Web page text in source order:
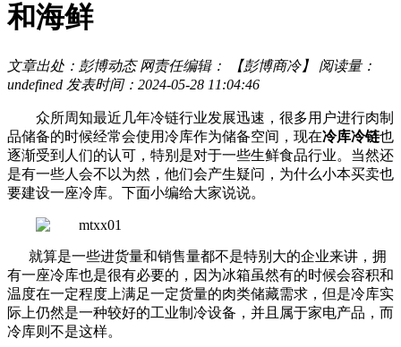
和海鲜
文章出处：彭博动态 网责任编辑： 【彭博商冷】 阅读量：
undefined 发表时间：2024-05-28 11:04:46
众所周知最近几年冷链行业发展迅速，很多用户进行肉制
品储备的时候经常会使用冷库作为储备空间，现在冷库冷链也
逐渐受到人们的认可，特别是对于一些生鲜食品行业。当然还
是有一些人会不以为然，他们会产生疑问，为什么小本买卖也
要建设一座冷库。下面小编给大家说说。
就算是一些进货量和销售量都不是特别大的企业来讲，拥
有一座冷库也是很有必要的，因为冰箱虽然有的时候会容积和
温度在一定程度上满足一定货量的肉类储藏需求，但是冷库实
际上仍然是一种较好的工业制冷设备，并且属于家电产品，而
冷库则不是这样。